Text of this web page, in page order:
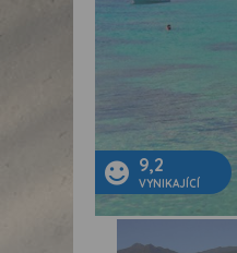
9,2
VYNIKAJÍCÍ